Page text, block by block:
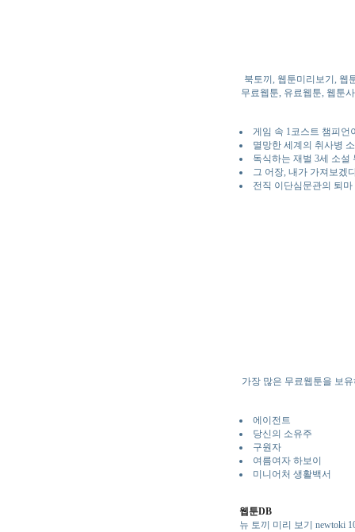
북토끼, 웹툰미리보기, 웹
무료웹툰, 유료웹툰, 웹툰
게임 속 1코스트 챔피언
멸망한 세계의 취사병
독식하는 재벌 3세 소설
그 어장, 내가 가져보겠
전직 이단심문관의 퇴
가장 많은 무료웹툰을 보
에이전트
당신의 소유주
구원자
여름여자 하보이
미니어처 생활백서
웹툰DB
뉴 토끼 미리 보기 newtoki